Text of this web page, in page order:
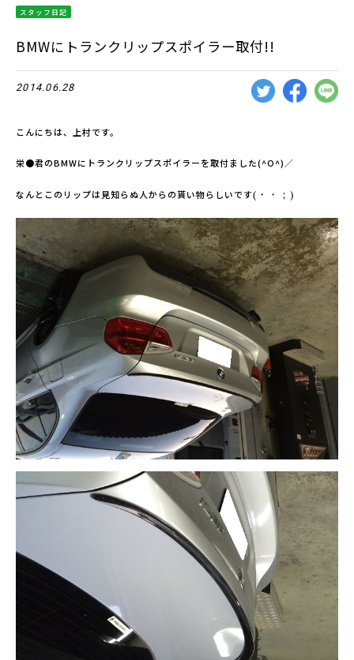
スタッフ日記
BMWにトランクリップスポイラー取付!!
2014.06.28
こんにちは、上村です。
栄●君のBMWにトランクリップスポイラーを取付ました(^O^)／
なんとこのリップは見知らぬ人からの貰い物らしいです(・・；)